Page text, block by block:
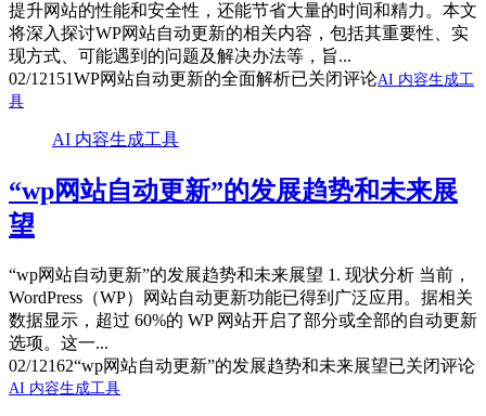
提升网站的性能和安全性，还能节省大量的时间和精力。本文
将深入探讨WP网站自动更新的相关内容，包括其重要性、实
现方式、可能遇到的问题及解决办法等，旨...
02/12151WP网站自动更新的全面解析已关闭评论AI 内容生成工
具
AI 内容生成工具
“wp网站自动更新”的发展趋势和未来展
望
“wp网站自动更新”的发展趋势和未来展望 1. 现状分析 当前，
WordPress（WP）网站自动更新功能已得到广泛应用。据相关
数据显示，超过 60%的 WP 网站开启了部分或全部的自动更新
选项。这一...
02/12162“wp网站自动更新”的发展趋势和未来展望已关闭评论
AI 内容生成工具